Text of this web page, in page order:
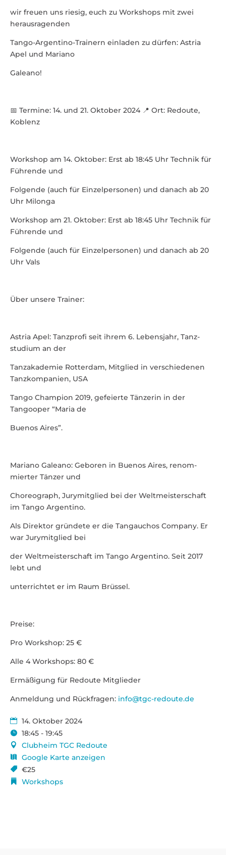
wir freuen uns riesig, euch zu Work­shops mit zwei
heraus­ra­genden
Tango-Argentino-Trainern einladen zu dürfen: Astria
Apel und Mariano
Galeano!
📅 Termine: 14. und 21. Oktober 2024 📍 Ort: Redoute,
Koblenz
Workshop am 14. Oktober: Erst ab 18:45 Uhr Technik für
Führende und
Folgende (auch für Einzel­per­sonen) und danach ab 20
Uhr Milonga
Workshop am 21. Oktober: Erst ab 18:45 Uhr Technik für
Führende und
Folgende (auch für Einzel­per­sonen) und danach ab 20
Uhr Vals
Über unsere Trainer:
Astria Apel: Tanz­profi seit ihrem 6. Lebensjahr, Tanz­
studium an der
Tanz­aka­demie Rotterdam, Mitglied in verschie­denen
Tanz­kom­panien, USA
Tango Champion 2019, gefeierte Tänzerin in der
Tangooper “Maria de
Buenos Aires”.
Mariano Galeano: Geboren in Buenos Aires, renom­
mierter Tänzer und
Choreo­graph, Jury­mit­glied bei der Welt­meis­ter­schaft
im Tango Argentino.
Als Direktor gründete er die Tangauchos Company. Er
war Jury­mit­glied bei
der Welt­meis­ter­schaft im Tango Argentino. Seit 2017
lebt und
unter­richtet er im Raum Brüssel.
Preise:
Pro Workshop: 25 €
Alle 4 Work­shops: 80 €
Ermä­ßigung für Redoute Mitglieder
Anmeldung und Rück­fragen: info@tgc-redoute.de
14. Oktober 2024
18:45 - 19:45
Clubheim TGC Redoute
Google Karte anzeigen
€25
Workshops